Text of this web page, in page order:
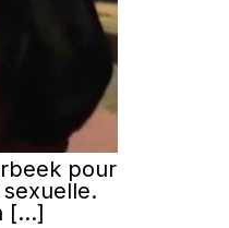
pour
[…]